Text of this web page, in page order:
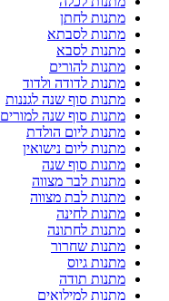
מתנות לחתן
מתנות לסבתא
מתנות לסבא
מתנות להורים
מתנות לדודה ולדוד
מתנות סוף שנה לגננות
מתנות סוף שנה למורים
מתנות ליום הולדת
מתנות ליום נישואין
מתנות סוף שנה
מתנות לבר מצווה
מתנות לבת מצווה
מתנות לחינה
מתנות לחתונה
מתנות שחרור
מתנות גיוס
מתנות תודה
מתנות למילואים